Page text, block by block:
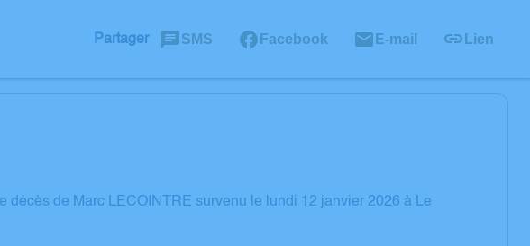
Partager SMS Facebook E-mail Lien
décès de Marc LECOINTRE survenu le lundi 12 janvier 2026 à Le